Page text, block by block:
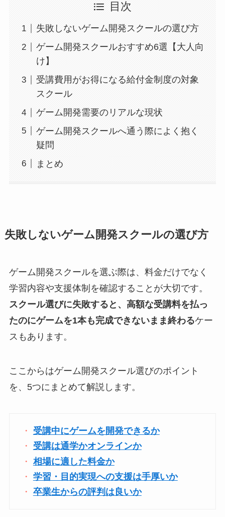
目次
失敗しないゲーム開発スクールの選び方
ゲーム開発スクールおすすめ6選【大人向
け】
受講費用がお得になる給付金制度の対象
スクール
ゲーム開発需要のリアルな現状
ゲーム開発スクールへ通う際によく抱く
疑問
まとめ
失敗しないゲーム開発スクールの選び方
ゲーム開発スクールを選ぶ際は、料金だけでなく
学習内容や支援体制を確認することが大切です。
スクール選びに失敗すると、高額な受講料を払っ
たのにゲームを1本も完成できないまま終わるケー
スもあります。
ここからはゲーム開発スクール選びのポイント
を、5つにまとめて解説します。
受講中にゲームを開発できるか
受講は通学かオンラインか
相場に適した料金か
学習・目的実現への支援は手厚いか
卒業生からの評判は良いか